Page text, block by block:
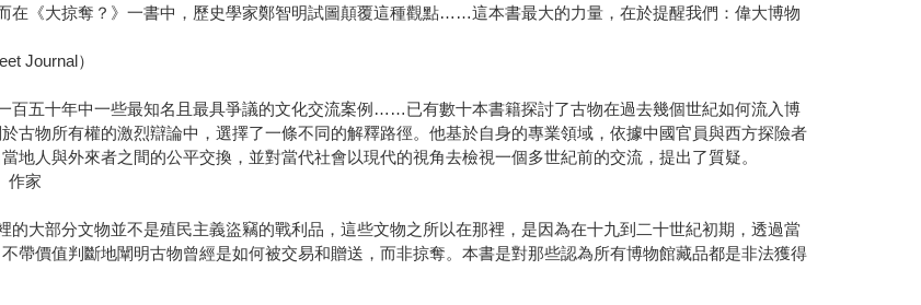
在《大掠奪？》一書中，歷史學家鄭智明試圖顛覆這種觀點……這本書最大的力量，在於提醒我們：偉大博物
Journal）
百五十年中一些最知名且最具爭議的文化交流案例……已有數十本書籍探討了古物在過去幾個世紀如何流入博
古物所有權的激烈辯論中，選擇了一條不同的解釋路徑。他基於自身的專業領域，依據中國官員與西方探險者
地人與外來者之間的公平交換，並對當代社會以現代的視角去檢視一個多世紀前的交流，提出了質疑。
作家
大部分文物並不是殖民主義盜竊的戰利品，這些文物之所以在那裡，是因為在十九到二十世紀初期，透過當
帶價值判斷地闡明古物曾經是如何被交易和贈送，而非掠奪。本書是對那些認為所有博物館藏品都是非法獲得